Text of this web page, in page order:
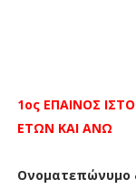
1ος ΕΠΑΙΝΟΣ
ΕΤΩΝ ΚΑΙ ΑΝΩ
Ονοματεπώνυμο